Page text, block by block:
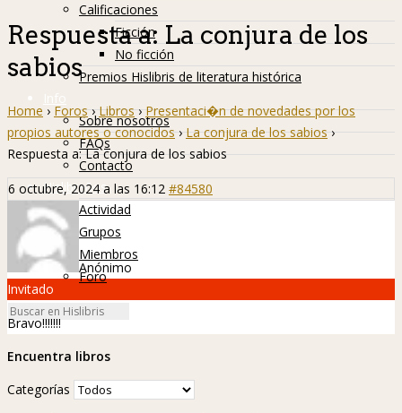
Calificaciones
Ficción
No ficción
Premios Hislibris de literatura histórica
Info
Sobre nosotros
FAQs
Contacto
Hislibreños
Actividad
Grupos
Miembros
Foro
Respuesta a: La conjura de los
sabios
Home › Foros › Libros › Presentaci�n de novedades por los
propios autores o conocidos › La conjura de los sabios ›
Respuesta a: La conjura de los sabios
6 octubre, 2024 a las 16:12 #84580
Anónimo
Invitado
Bravo!!!!!!!
Encuentra libros
Categorías